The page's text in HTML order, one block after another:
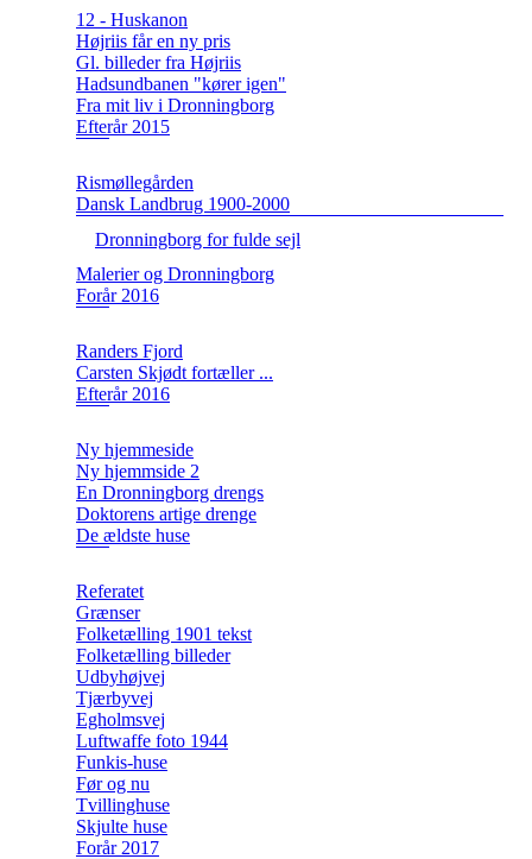
12 - Huskanon
Højriis får en ny pris
Gl. billeder fra Højriis
Hadsundbanen "kører igen"
Fra mit liv i Dronningborg
Efterår 2015
Rismøllegården
Dansk Landbrug 1900-2000
Dronningborg for fulde sejl
Malerier og Dronningborg
Forår 2016
Randers Fjord
Carsten Skjødt fortæller ...
Efterår 2016
Ny hjemmeside
Ny hjemmside 2
En Dronningborg drengs
Doktorens artige drenge
De ældste huse
Referatet
Grænser
Folketælling 1901 tekst
Folketælling billeder
Udbyhøjvej
Tjærbyvej
Egholmsvej
Luftwaffe foto 1944
Funkis-huse
Før og nu
Tvillinghuse
Skjulte huse
Forår 2017